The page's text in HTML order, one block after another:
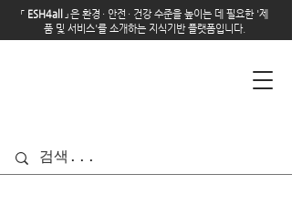
「 ESH4all 」은 환경 · 안전 · 건강 수준을 높이는 데 필요한 '제
품 및 서비스'를 소개하는 지식기반 플랫폼입니다.